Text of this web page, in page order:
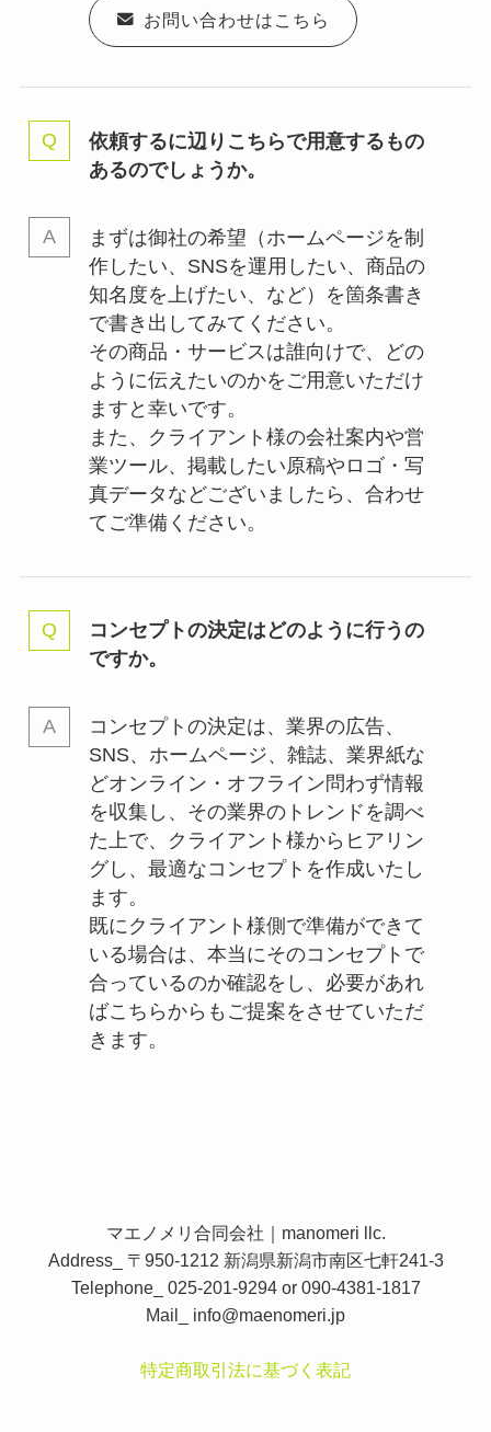
お問い合わせはこちら
依頼するに辺りこちらで用意するもの
あるのでしょうか。
まずは御社の希望（ホームページを制
作したい、SNSを運用したい、商品の
知名度を上げたい、など）を箇条書き
で書き出してみてください。
その商品・サービスは誰向けで、どの
ように伝えたいのかをご用意いただけ
ますと幸いです。
また、クライアント様の会社案内や営
業ツール、掲載したい原稿やロゴ・写
真データなどございましたら、合わせ
てご準備ください。
コンセプトの決定はどのように行うの
ですか。
コンセプトの決定は、業界の広告、
SNS、ホームページ、雑誌、業界紙な
どオンライン・オフライン問わず情報
を収集し、その業界のトレンドを調べ
た上で、クライアント様からヒアリン
グし、最適なコンセプトを作成いたし
ます。
既にクライアント様側で準備ができて
いる場合は、本当にそのコンセプトで
合っているのか確認をし、必要があれ
ばこちらからもご提案をさせていただ
きます。
マエノメリ合同会社｜manomeri llc.
Address_ 〒950-1212 新潟県新潟市南区七軒241-3
Telephone_ 025-201-9294 or 090-4381-1817
Mail_ info@maenomeri.jp
特定商取引法に基づく表記